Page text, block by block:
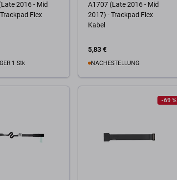
2016 - Mid
Flex
1 Stk
A1707 (Late 2016 - Mid
2017) - Trackpad Flex
Kabel
5,83 €
NACHESTELLUNG
-69 %